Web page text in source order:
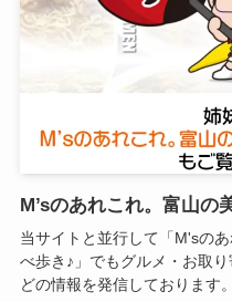
M’sのあれこれ。富山の
当サイトと並行して「M'sの
べ歩き♪」でもグルメ・お取
どの情報を発信しております。